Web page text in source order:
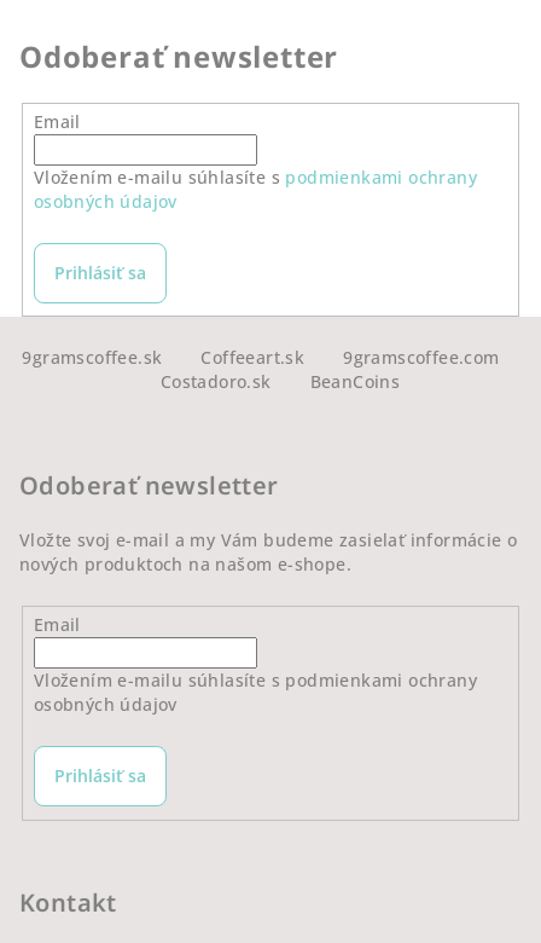
Odoberať newsletter
Email
Vložením e-mailu súhlasíte s podmienkami ochrany
osobných údajov
Prihlásiť sa
9gramscoffee.sk Coffeeart.sk
9gramscoffee.com
Costadoro.sk
BeanCoins
Odoberať newsletter
Vložte svoj e-mail a my Vám budeme zasielať informácie o
nových produktoch na našom e-shope.
Email
Vložením e-mailu súhlasíte s podmienkami ochrany
osobných údajov
Prihlásiť sa
Kontakt